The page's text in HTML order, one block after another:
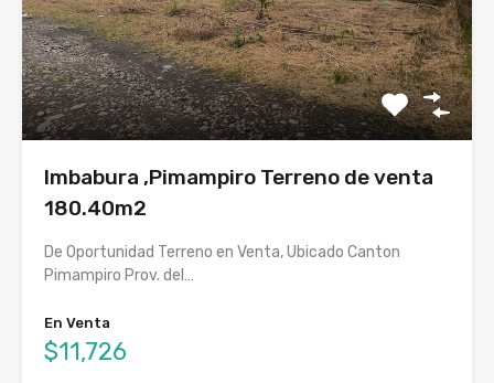
Imbabura ,Pimampiro Terreno de venta
180.40m2
De Oportunidad Terreno en Venta, Ubicado Canton
Pimampiro Prov. del…
En Venta
$11,726